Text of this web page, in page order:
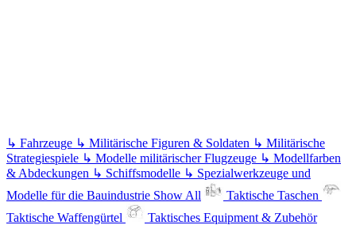
↳ Fahrzeuge ↳ Militärische Figuren & Soldaten ↳ Militärische
Strategiespiele ↳ Modelle militärischer Flugzeuge ↳ Modellfarben
& Abdeckungen ↳ Schiffsmodelle ↳ Spezialwerkzeuge und
Modelle für die Bauindustrie Show All
Taktische Taschen
Taktische Waffengürtel
Taktisches Equipment & Zubehör